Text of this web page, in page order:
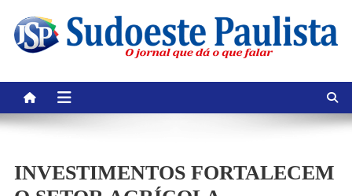
content
INVESTIMENTOS FORTALECEM